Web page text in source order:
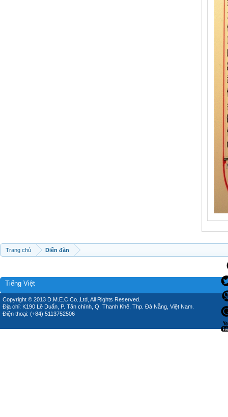
Trang chủ Diễn đàn
Tiếng Việt
Copyright © 2013 D.M.E.C Co.,Ltd, All Rights Reserved.
Địa chỉ: K190 Lê Duẩn, P. Tân chính, Q. Thanh Khê, Thp. Đà Nẵng, Việt Nam.
Điện thoại: (+84) 5113752506